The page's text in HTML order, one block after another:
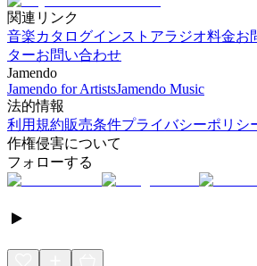
関連リンク
音楽カタログインストアラジオ料金お
ターお問い合わせ
Jamendo
Jamendo for ArtistsJamendo Music
法的情報
利用規約販売条件プライバシーポリシ
作権侵害について
フォローする